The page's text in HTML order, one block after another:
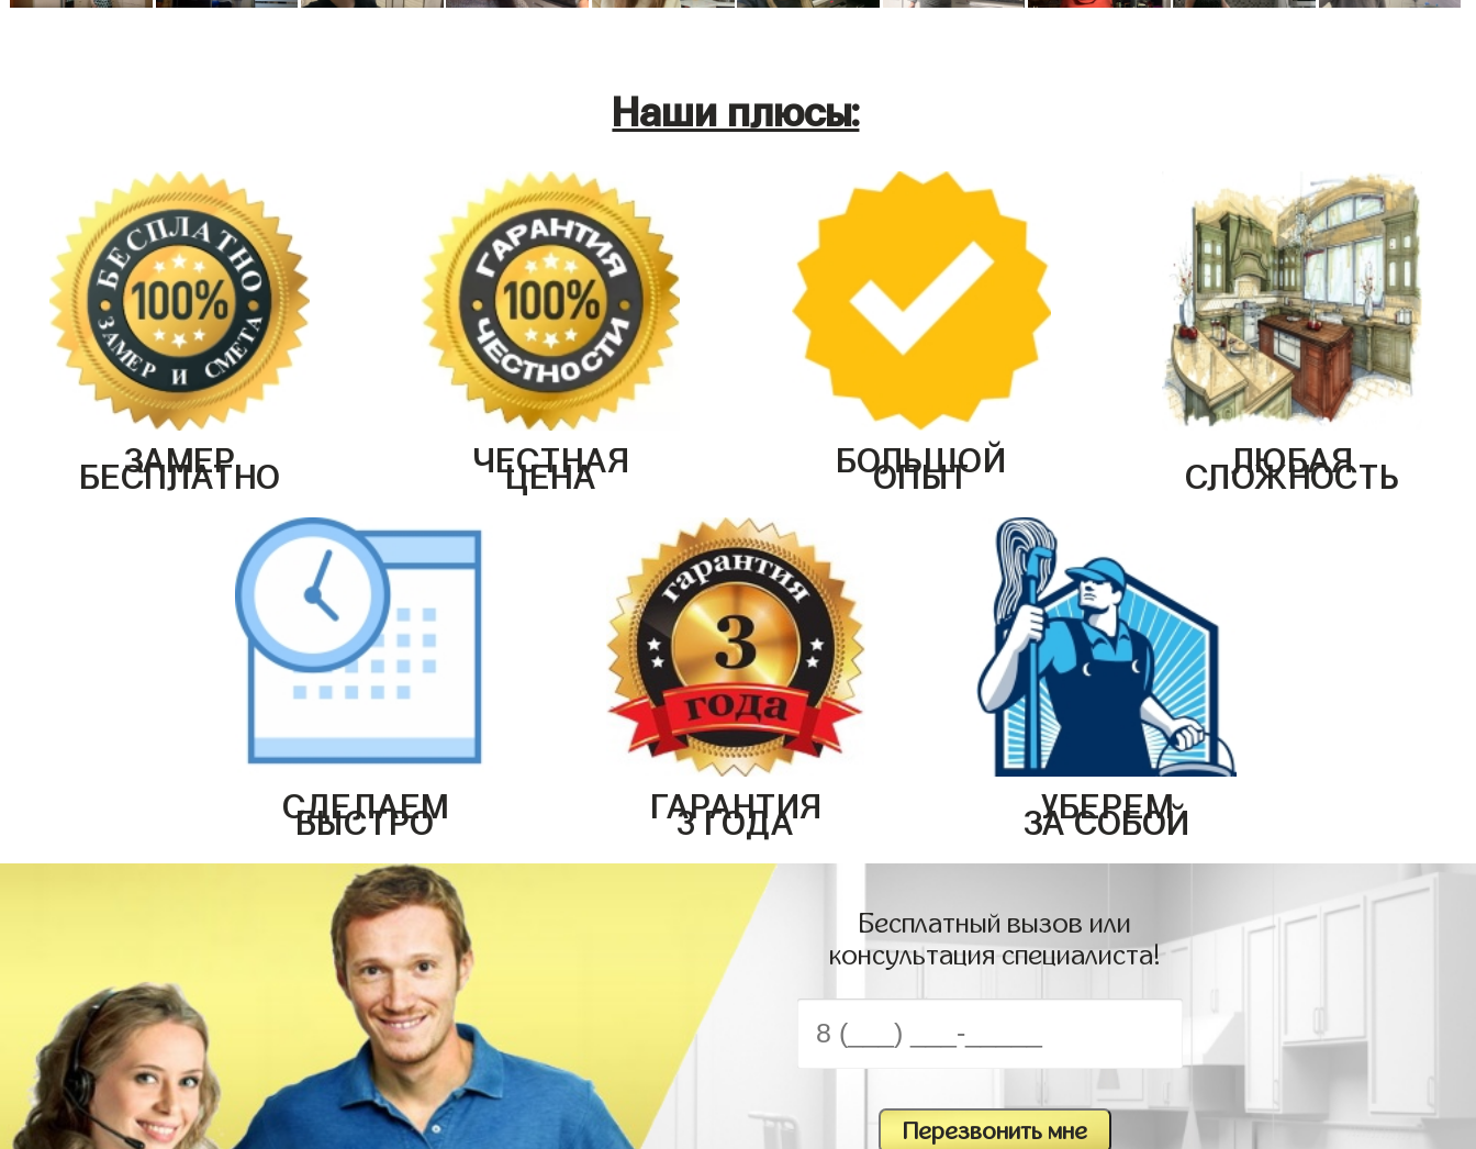
Наши плюсы:
ЗАМЕР
БЕСПЛАТНО ЧЕСТНАЯ
ЦЕНА БОЛЬШОЙ
ОПЫТ ЛЮБАЯ
СЛОЖНОСТЬ
СДЕЛАЕМ
БЫСТРО ГАРАНТИЯ
3 ГОДА УБЕРЕМ
ЗА СОБОЙ
Бесплатный вызов или
консультация специалиста!